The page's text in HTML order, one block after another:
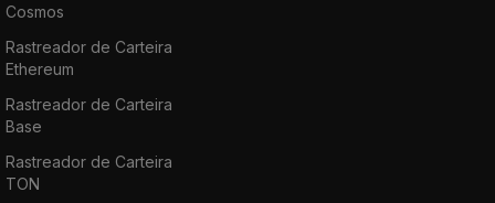
Cosmos
Rastreador de Carteira
Ethereum
Rastreador de Carteira
Base
Rastreador de Carteira
TON